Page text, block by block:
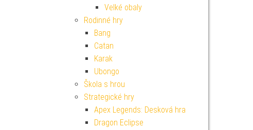
Velké obaly
Rodinné hry
Bang
Catan
Karak
Ubongo
Škola s hrou
Strategické hry
Apex Legends: Desková hra
Dragon Eclipse